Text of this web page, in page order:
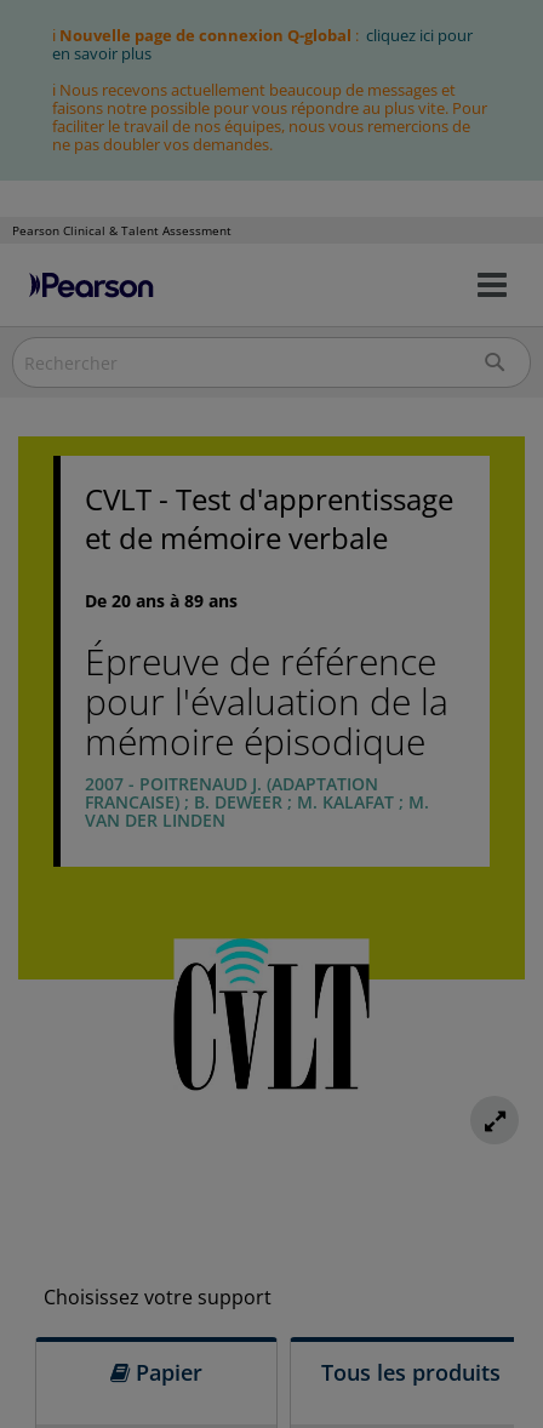
ℹ Nouvelle page de connexion Q-global : cliquez ici pour
en savoir plus
ℹ Nous recevons actuellement beaucoup de messages et
faisons notre possible pour vous répondre au plus vite. Pour
faciliter le travail de nos équipes, nous vous remercions de
ne pas doubler vos demandes.
Pearson Clinical & Talent Assessment
Allez
contenu
CVLT - Test d'apprentissage
et de mémoire verbale
De 20 ans à 89 ans
Épreuve de référence
pour l'évaluation de la
mémoire épisodique
2007 - POITRENAUD J. (ADAPTATION
FRANCAISE) ; B. DEWEER ; M. KALAFAT ; M.
VAN DER LINDEN
Choisissez votre support
Papier Tous les produits